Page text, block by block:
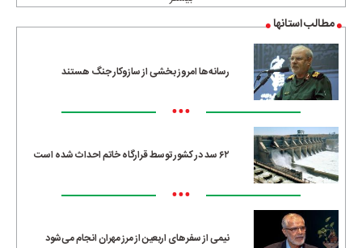
مطالب استانها
رسانه‌ها امروز بخشی از سازوکار جنگ هستند
•••
۶۲ سد در کشور توسط قرارگاه خاتم احداث شده است
•••
نیمی از سفرهای اربعین از مرز مهران انجام می‌شود